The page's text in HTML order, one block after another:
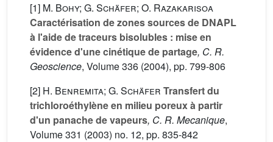
[1] M. Bohy; G. Schäfer; O. Razakarisoa
Caractérisation de zones sources de DNAPL
à l'aide de traceurs bisolubles : mise en
évidence d'une cinétique de partage, C. R.
Geoscience, Volume 336 (2004), pp. 799-806
[2] H. Benremita; G. Schäfer Transfert du
trichloroéthylène en milieu poreux à partir
d'un panache de vapeurs, C. R. Mecanique,
Volume 331 (2003) no. 12, pp. 835-842